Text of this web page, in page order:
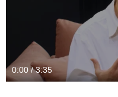
0:00 / 3:35